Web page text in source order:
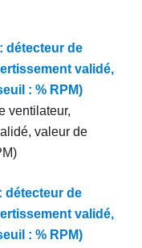
détecteur de
validé,
: % RPM)
ventilateur,
valeur de
détecteur de
validé,
: % RPM)